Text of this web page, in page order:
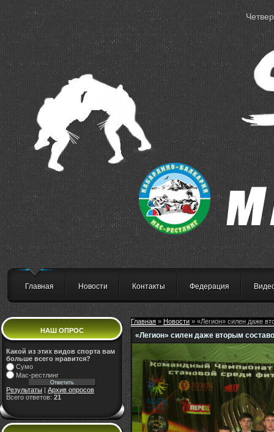
Главная Новости Контакты Федерация
НАШ ОПРОС
Какой из этих видов спорта вам
больше всего нравится?
Сумо
Мас-рестлинг
Результаты
Архив опросов
Всего ответов: 21
Главная » Новости » «Легион» силен даже
«Легион» силен даже вторым